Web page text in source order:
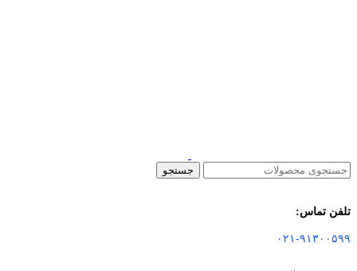
جستجو
تلفن تماس:
۰۲۱-۹۱۳۰۰۵۹۹